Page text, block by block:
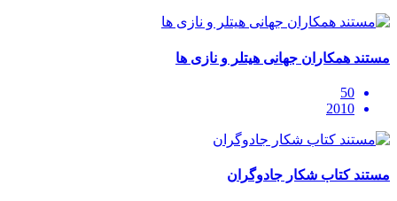
مستند همکاران جهانی هیتلر و نازی ها
50
2010
مستند کتاب شکار جادوگران